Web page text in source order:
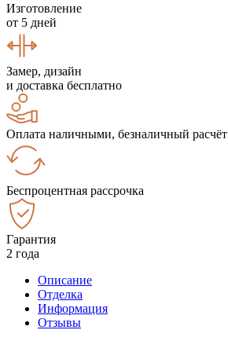
Изготовление
от 5 дней
Замер, дизайн
и доставка бесплатно
Оплата наличными, безналичный расчёт
Беспроцентная рассрочка
Гарантия
2 года
Описание
Отделка
Информация
Отзывы